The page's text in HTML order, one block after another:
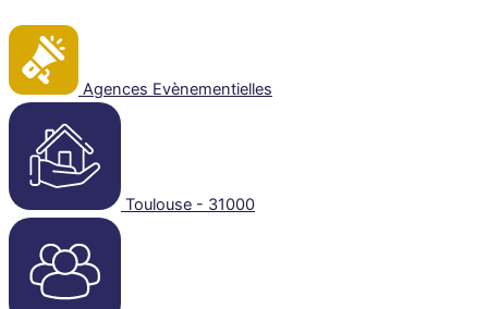
Agences Evènementielles
Toulouse - 31000